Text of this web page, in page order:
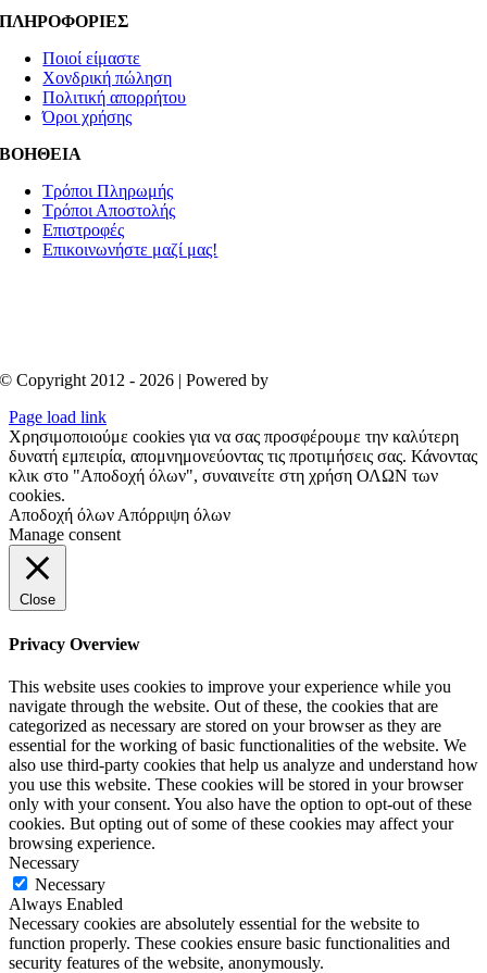
ΠΛΗΡΟΦΟΡΙΕΣ
Ποιοί είμαστε
Χονδρική πώληση
Πολιτική απορρήτου
Όροι χρήσης
ΒΟΗΘΕΙΑ
Τρόποι Πληρωμής
Τρόποι Αποστολής
Επιστροφές
Επικοινωνήστε μαζί μας!
© Copyright 2012 - 2026 | Powered by
Page load link
Χρησιμοποιούμε cookies για να σας προσφέρουμε την καλύτερη
δυνατή εμπειρία, απομνημονεύοντας τις προτιμήσεις σας. Κάνοντας
κλικ στο "Αποδοχή όλων", συναινείτε στη χρήση ΟΛΩΝ των
cookies.
Αποδοχή όλων Απόρριψη όλων
Manage consent
Close
Privacy Overview
This website uses cookies to improve your experience while you
navigate through the website. Out of these, the cookies that are
categorized as necessary are stored on your browser as they are
essential for the working of basic functionalities of the website. We
also use third-party cookies that help us analyze and understand how
you use this website. These cookies will be stored in your browser
only with your consent. You also have the option to opt-out of these
cookies. But opting out of some of these cookies may affect your
browsing experience.
Necessary
Necessary
Always Enabled
Necessary cookies are absolutely essential for the website to
function properly. These cookies ensure basic functionalities and
security features of the website, anonymously.